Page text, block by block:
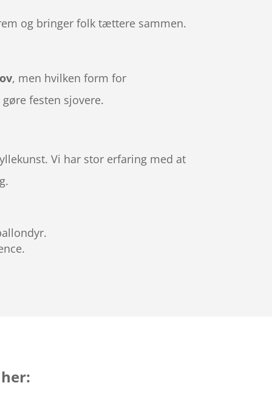
og bringer folk tættere sammen.
, men hvilken form for
festen sjovere.
Vi har stor erfaring med at